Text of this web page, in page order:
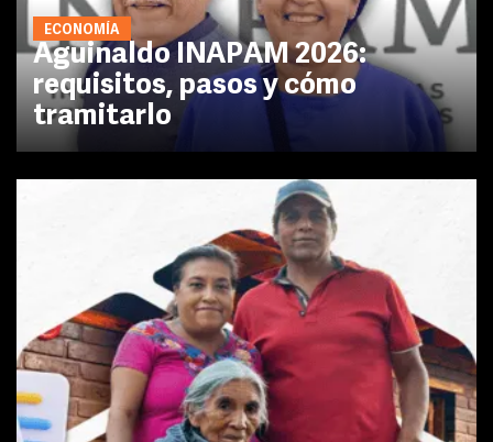
ECONOMÍA
Aguinaldo INAPAM 2026:
requisitos, pasos y cómo
tramitarlo